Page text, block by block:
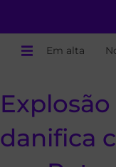
Em alta
danifica